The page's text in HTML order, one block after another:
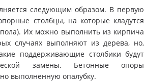
следующим образом. В первую
столбцы, на которые кладутся
пола). Их можно выполнить из кирпича
случаях выполняют из дерева, но,
поддерживающие столбики будут
замены. Бетонные опоры
выполненную опалубку.